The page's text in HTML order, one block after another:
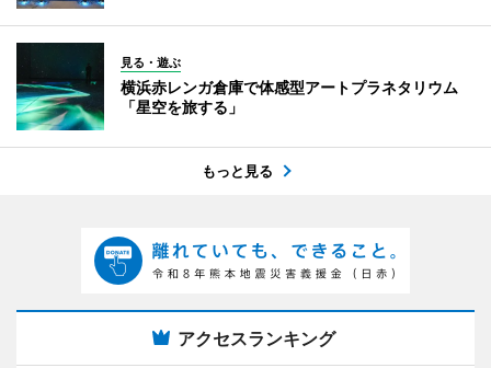
見る・遊ぶ
横浜赤レンガ倉庫で体感型アートプラネタリウム
「星空を旅する」
もっと見る
アクセスランキング